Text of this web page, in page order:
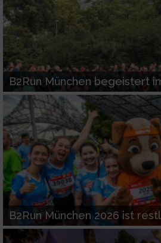
B2Run München begeistert
B2Run München 2026 ist
Funktional
Werbung